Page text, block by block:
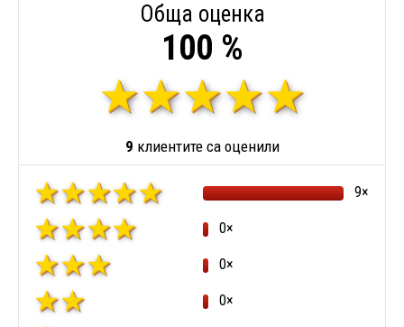
Обща оценка
100 %
9 клиентите са оценили
9×
0×
0×
0×